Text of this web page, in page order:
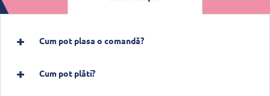
Cum pot plasa o comandă?
Cum pot plăti?